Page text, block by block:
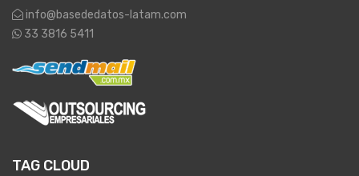
info@basededatos-latam.com
33 3816 5411
TAG CLOUD